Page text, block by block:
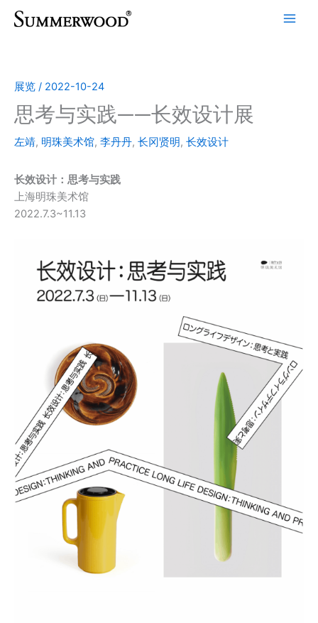
展览 / 2022-10-24
思考与实践——长效设计展
左靖, 明珠美术馆, 李丹丹, 长冈贤明, 长效设计
长效设计：思考与实践
上海明珠美术馆
2022.7.3~11.13